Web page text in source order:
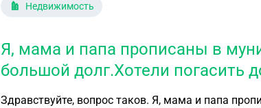
Недвижимость
Я, мама и папа прописаны в
большой долг.Хотели погасить
Здравствуйте, вопрос таков. Я, мама и папа прописаны в муниципальной квартире, там имеется